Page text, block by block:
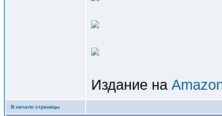
Издание на
В начало страницы